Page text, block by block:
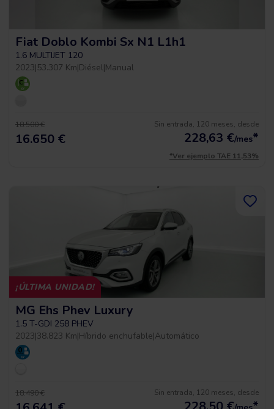
Fiat Doblo Kombi Sx N1 L1h1
1.6 MULTIJET 120
2023|53.307 Km|Diésel|Manual
18.500 €
16.650 €
Sin entrada, 120 meses, desde
228,63 €/mes*
*Ver ejemplo TAE 11,53%
¡ÚLTIMA UNIDAD!
MG Ehs Phev Luxury
1.5 T-GDI 258 PHEV
2023|38.823 Km|Híbrido enchufable|Automático
18.490 € Sin entrada, 120 meses, desde